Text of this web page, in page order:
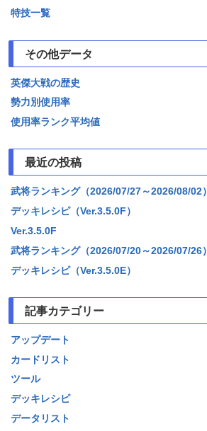
特技一覧
その他データ
英傑大戦の歴史
勢力別使用率
使用率ランク平均値
最近の投稿
武将ランキング（2026/07/27～2026/08/02）
デッキレシピ（Ver.3.5.0F）
Ver.3.5.0F
武将ランキング（2026/07/20～2026/07/26）
デッキレシピ（Ver.3.5.0E）
記事カテゴリー
アップデート
カードリスト
ツール
デッキレシピ
データリスト